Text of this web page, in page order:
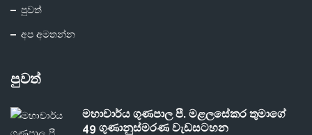
පුවත්
අප අමතන්න
පුවත්
මහාචාර්ය ගුණපාල පී. මළලසේකර තුමාගේ
49 ගුණානුස්මරණ වැඩසටහන